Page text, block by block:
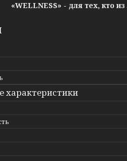
«WELLNESS» - для тех, кто
характеристики